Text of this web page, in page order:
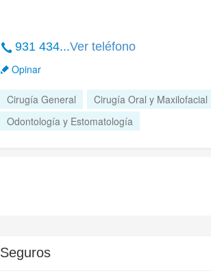
931 434...Ver teléfono
Opinar
Cirugía General Cirugía Oral y Maxilofacial
Odontología y Estomatología
Seguros